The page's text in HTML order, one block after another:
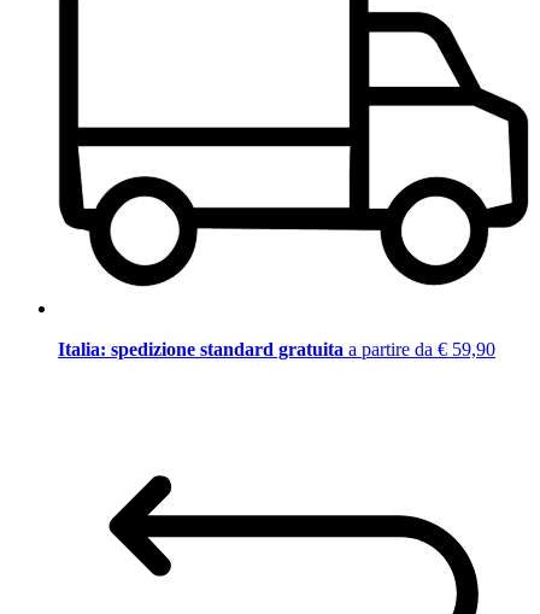
Italia: spedizione standard gratuita a partire da € 59,90